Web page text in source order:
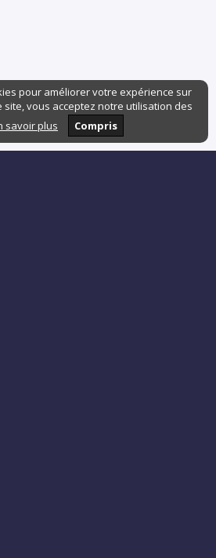
pour améliorer votre expérience sur
site, vous acceptez notre utilisation des
savoir plus Compris